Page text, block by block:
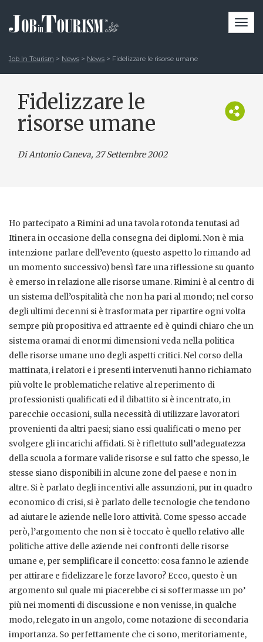
Job In Tourism > News > News > Fidelizzare le risorse umane
Fidelizzare le
risorse umane
Di Antonio Caneva, 27 Settembre 2002
Ho partecipato a Rimini ad una tavola rotonda tenutasi ad
Itinera in occasione della consegna dei diplomi. Non è mia
intenzione parlare dell’evento (questo aspetto lo rimando ad
un momento successivo) bensì fare una riflessione su quanto
è emerso in relazione alle risorse umane. Rimini è al centro di
un sistema dell’ospitalità che non ha pari al mondo; nel corso
degli ultimi decenni si è trasformata per ripartire ogni volta
sempre più propositiva ed attraente ed è quindi chiaro che un
sistema oramai di enormi dimensioni veda nella politica
delle risorse umane uno degli aspetti critici. Nel corso della
mattinata, i relatori e i presenti intervenuti hanno richiamato
più volte le problematiche relative al reperimento di
professionisti qualificati ed il dibattito si è incentrato, in
parecchie occasioni, sulla necessità di utilizzare lavoratori
provenienti da altri paesi; siano essi qualificati o meno per
svolgere gli incarichi affidati. Si è riflettuto sull’adeguatezza
della scuola a formare valide risorse e sul fatto che spesso, le
stesse siano disponibili in alcune zone del paese e non in
altre. Si è parlato degli incentivi alle assunzioni, pur in quadro
economico di crisi, si è parlato delle tecnologie che tendono
ad aiutare le aziende nelle loro attività. Come spesso accade
però, l’argomento che non si è toccato è quello relativo alle
politiche attive delle aziende nei confronti delle risorse
umane e, per semplificare il concetto: cosa fanno le aziende
per attirare e fidelizzare le forze lavoro? Ecco, questo è un
argomento sul quale mi piacerebbe ci si soffermasse un po’
più nei momenti di discussione e non venisse, in qualche
modo, relegato in un angolo, come notazione di secondaria
importanza. So perfettamente che ci sono, meritoriamente,